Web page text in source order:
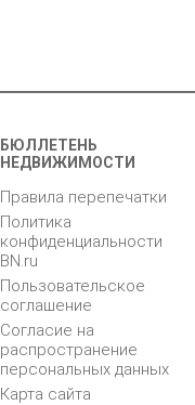
БЮЛЛЕТЕНЬ
НЕДВИЖИМОСТИ
Правила перепечатки
Политика
конфиденциальности
BN.ru
Пользовательское
соглашение
Согласие на
распространение
персональных данных
Карта сайта